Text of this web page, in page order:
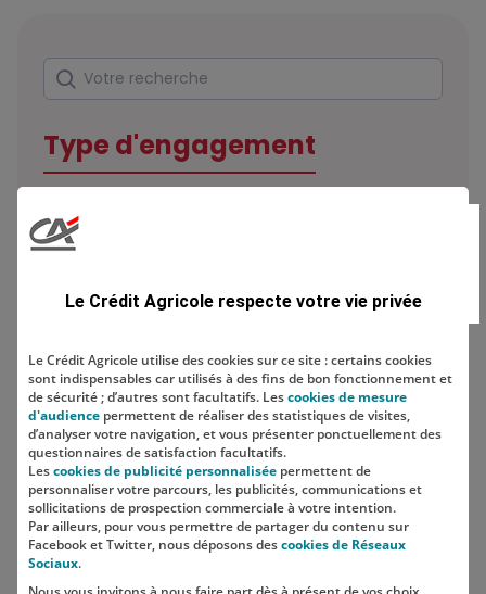
Rechercher
Votre recherche
Type d'engagement
Localisation
Le Crédit Agricole respecte votre vie privée
Le Crédit Agricole utilise des cookies sur ce site : certains cookies
sont indispensables car utilisés à des fins de bon fonctionnement et
de sécurité ; d’autres sont facultatifs. Lescookies de mesure
d'audience permettent de réaliser des statistiques de visites,
d’analyser votre navigation, et vous présenter ponctuellement des
questionnaires de satisfaction facultatifs.
Lescookies de publicité personnalisée permettent de
personnaliser votre parcours, les publicités, communications et
sollicitations de prospection commerciale à votre intention.
Par ailleurs, pour vous permettre de partager du contenu sur
Facebook et Twitter, nous déposons descookies de Réseaux
Sociaux.